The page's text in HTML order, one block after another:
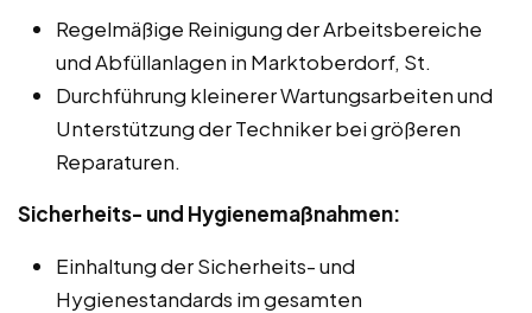
Regelmäßige Reinigung der Arbeitsbereiche
und Abfüllanlagen in Marktoberdorf, St.
Durchführung kleinerer Wartungsarbeiten und
Unterstützung der Techniker bei größeren
Reparaturen.
Sicherheits- und Hygienemaßnahmen:
Einhaltung der Sicherheits- und
Hygienestandards im gesamten